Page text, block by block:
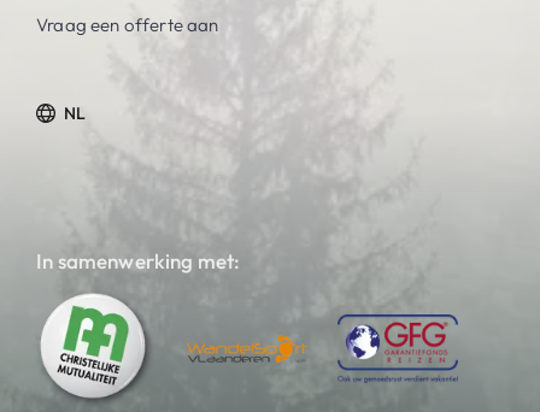
Vraag een offerte aan
NL
In samenwerking met: